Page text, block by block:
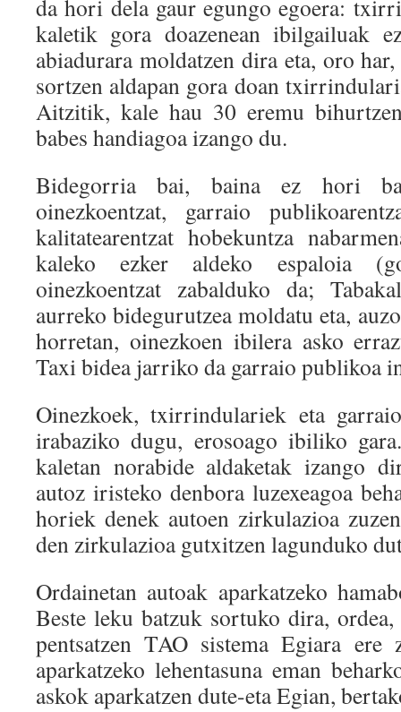
da hori dela gaur egungo egoera:
kaletik gora doazenean ibilgailuak
abiadurara moldatzen dira eta, oro
sortzen aldapan gora doan
Aitzitik, kale hau 30 eremu
babes handiagoa izango du.
Bidegorria bai, baina ez hori
oinezkoentzat, garraio
kalitatearentzat hobekuntza
kaleko ezker aldeko espaloia
oinezkoentzat zabalduko da;
aurreko bidegurutzea moldatu eta,
horretan, oinezkoen ibilera asko
Taxi bidea jarriko da garraio publikoa
Oinezkoek, txirrindulariek eta
irabaziko dugu, erosoago ibiliko
kaletan norabide aldaketak izango
autoz iristeko denbora luzexeagoa
horiek denek autoen zirkulazioa
den zirkulazioa gutxitzen lagunduko
Ordainetan autoak aparkatzeko
Beste leku batzuk sortuko dira,
pentsatzen TAO sistema Egiara ere
aparkatzeko lehentasuna eman
askok aparkatzen dute-eta Egian,